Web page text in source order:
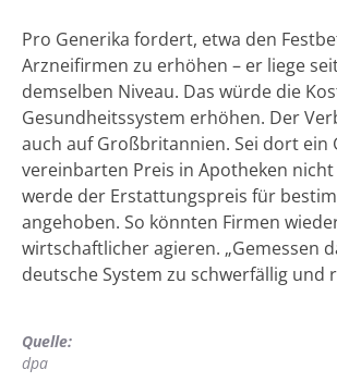
Pro Generika fordert, etwa den
Arzneifirmen zu erhöhen – er liege
demselben Niveau. Das würde die
Gesundheitssystem erhöhen. Der
auch auf Großbritannien. Sei dort ein
vereinbarten Preis in Apotheken
werde der Erstattungspreis für
angehoben. So könnten Firmen
wirtschaftlicher agieren. „Gemessen
deutsche System zu schwerfällig und
Quelle:
dpa